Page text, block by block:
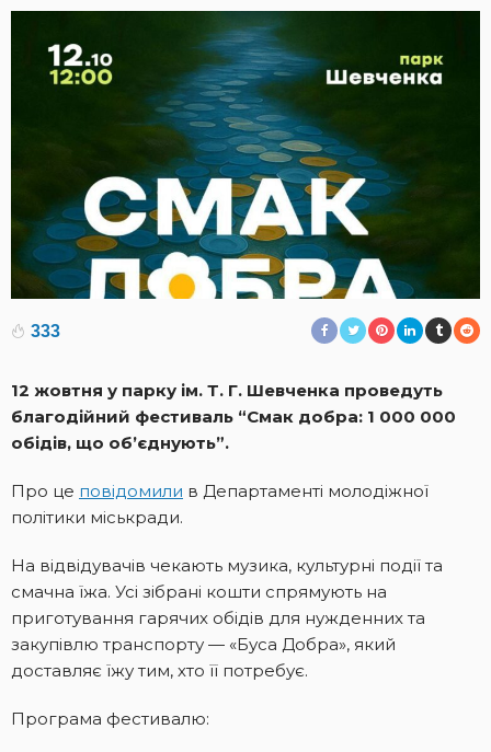
333
12 жовтня у парку ім. Т. Г. Шевченка проведуть
благодійний фестиваль “Смак добра: 1 000 000
обідів, що об’єднують”.
Про це повідомили в Департаменті молодіжної
політики міськради.
На відвідувачів чекають музика, культурні події та
смачна їжа. Усі зібрані кошти спрямують на
приготування гарячих обідів для нужденних та
закупівлю транспорту — «Буса Добра», який
доставляє їжу тим, хто її потребує.
Програма фестивалю: